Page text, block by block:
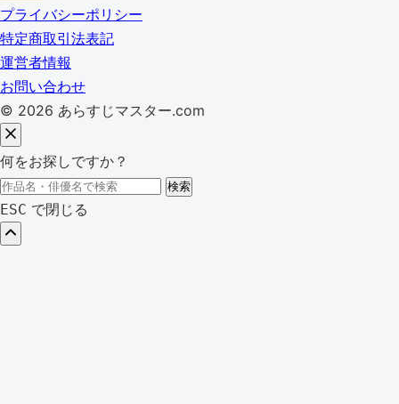
プライバシーポリシー
特定商取引法表記
運営者情報
お問い合わせ
© 2026 あらすじマスター.com
何をお探しですか？
検
索:
検索
ESC で閉じる